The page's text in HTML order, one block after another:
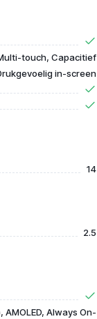
touch, Capacitief
in-screen
14
2.5
Always On-